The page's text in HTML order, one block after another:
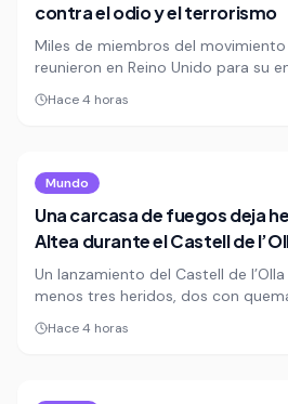
contra el odio y el terrorismo
Miles de miembros del
reunieron en Reino Unido para su
Salana, un evento marcado por
fraternidad y el rechazo frontal al
religiosa.
Hace 4 horas
Mundo
Una carcasa de fuegos deja
Altea durante el Castell de
Un lanzamiento del Castell de
menos tres heridos, dos con
contusiones, tras el impacto de
El accidente reabre el debate
Hace 4 horas